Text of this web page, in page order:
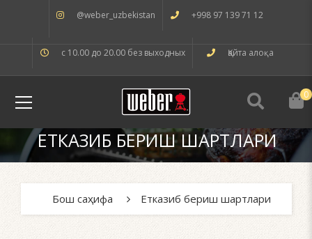
@weber_uzbekistan +998 97 139 71 12
с 10.00 до 20.00 без выходных Қайта алоқа
0
ЕТКАЗИБ БЕРИШ ШАРТЛАРИ
Бош саҳифа Етказиб бериш шартлари